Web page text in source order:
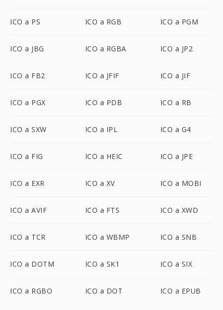
ICO a PS ICO a RGB ICO a PGM
ICO a JBG ICO a RGBA ICO a JP2
ICO a FB2 ICO a JFIF ICO a JIF
ICO a PGX ICO a PDB ICO a RB
ICO a SXW ICO a IPL ICO a G4
ICO a FIG ICO a HEIC ICO a JPE
ICO a EXR ICO a XV ICO a MOBI
ICO a AVIF ICO a FTS ICO a XWD
ICO a TCR ICO a WBMP ICO a SNB
ICO a DOTM ICO a SK1 ICO a SIX
ICO a RGBO ICO a DOT ICO a EPUB